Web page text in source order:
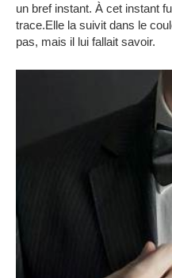
un bref instant. À cet instant
trace.Elle la suivit dans le
pas, mais il lui fallait savoir.